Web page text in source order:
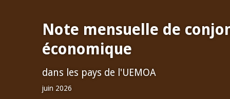
Note mensuelle de
économique
dans les pays de l'UEMOA
juin 2026